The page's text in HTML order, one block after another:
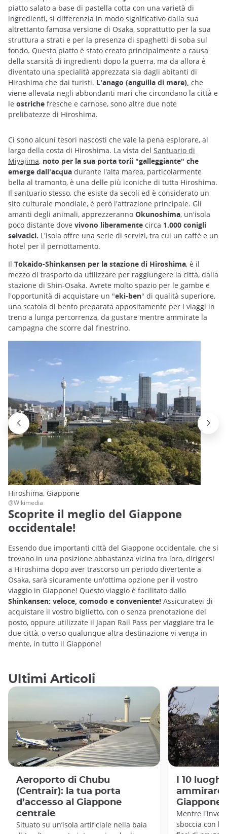
piatto salato a base di pastella cotta con una varietà di
ingredienti, si differenzia in modo significativo dalla sua
altrettanto famosa versione di Osaka, soprattutto per la sua
struttura a strati e per la presenza di spaghetti di soba sul
fondo. Questo piatto è stato creato principalmente a causa
della scarsità di ingredienti dopo la guerra, ma da allora è
diventato una specialità apprezzata sia dagli abitanti di
Hiroshima che dai turisti. L'anago (anguilla di mare), che
viene allevata negli abbondanti mari che circondano la città e
le ostriche fresche e carnose, sono altre due note
prelibatezze di Hiroshima.
Ci sono alcuni tesori nascosti che vale la pena esplorare, al
largo della costa di Hiroshima. La vista del Santuario di
Miyajima, noto per la sua porta torii "galleggiante" che
emerge dall'acqua durante l'alta marea, particolarmente
bella al tramonto, è una delle più iconiche di tutta Hiroshima.
Il santuario stesso, che esiste da secoli ed è considerato un
sito culturale mondiale, è però l'attrazione principale. Gli
amanti degli animali, apprezzeranno Okunoshima, un'isola
poco distante dove vivono liberamente circa 1.000 conigli
selvatici. L'isola offre una serie di servizi, tra cui un caffè e un
hotel per il pernottamento.
Il Tokaido-Shinkansen per la stazione di Hiroshima, è il
mezzo di trasporto da utilizzare per raggiungere la città, dalla
stazione di Shin-Osaka. Avrete molto spazio per le gambe e
l'opportunità di acquistare un "eki-ben" di qualità superiore,
una scatola di bento preparata appositamente per i viaggi in
treno a lunga percorrenza, da gustare mentre ammirate la
campagna che scorre dal finestrino.
Hiroshima, Giappone
@Wikimedia
Scoprite il meglio del Giappone
occidentale!
Essendo due importanti città del Giappone occidentale, che si
trovano in una posizione abbastanza vicina tra loro, dirigersi
a Hiroshima dopo aver trascorso un periodo divertente a
Osaka, sarà sicuramente un'ottima opzione per il vostro
viaggio in Giappone! Questo viaggio è facilitato dallo
Shinkansen: veloce, comodo e conveniente! Assicuratevi di
acquistare il vostro biglietto, con o senza prenotazione del
posto, oppure utilizzate il Japan Rail Pass per viaggiare tra le
due città, o verso qualunque altra destinazione vi venga in
mente, in tutto il Giappone!
Ultimi Articoli
Aeroporto di Chubu
(Centrair): la tua porta
d’accesso al Giappone
centrale
Situato su un’isola artificiale nella baia
I 10
ammirare
Giappone
Mentre
sboccia con